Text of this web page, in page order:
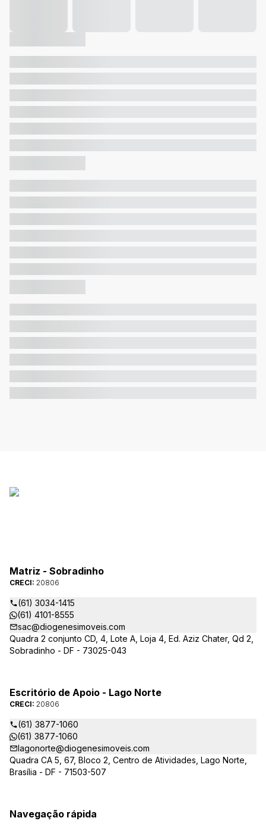
Matriz - Sobradinho
CRECI: 20806
(61) 3034-1415
(61) 4101-8555
sac@diogenesimoveis.com
Quadra 2 conjunto CD, 4, Lote A, Loja 4, Ed. Aziz Chater, Qd 2,
Sobradinho - DF - 73025-043
Escritório de Apoio - Lago Norte
CRECI: 20806
(61) 3877-1060
(61) 3877-1060
lagonorte@diogenesimoveis.com
Quadra CA 5, 67, Bloco 2, Centro de Atividades, Lago Norte,
Brasília - DF - 71503-507
Navegação rápida